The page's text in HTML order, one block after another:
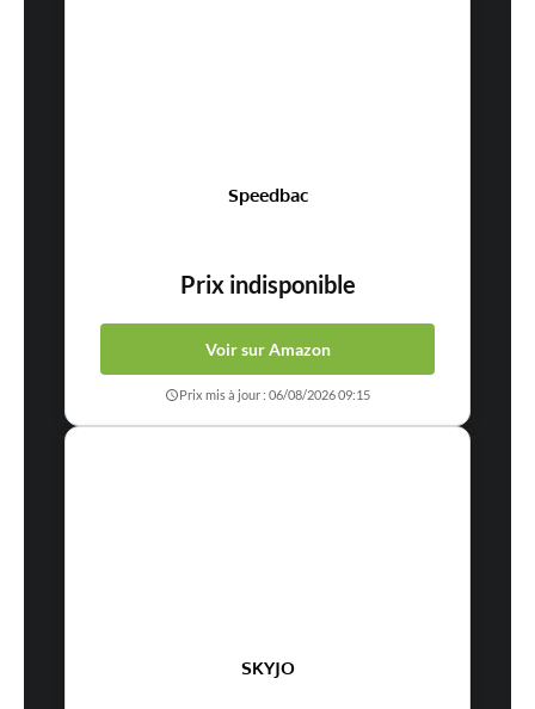
Speedbac
Prix indisponible
Voir sur Amazon
Prix mis à jour : 06/08/2026 09:15
SKYJO